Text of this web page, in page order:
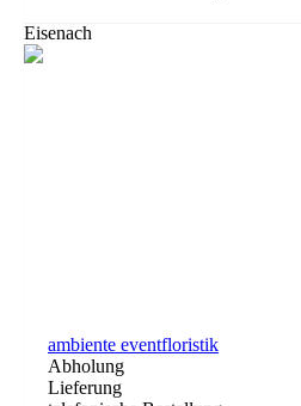
Eisenach
ambiente eventfloristik
Abholung
Lieferung